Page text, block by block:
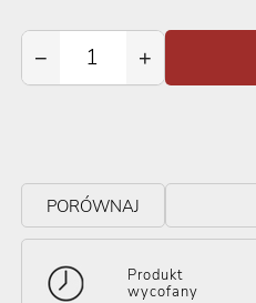
− +
PORÓWNAJ
Produkt
wycofany